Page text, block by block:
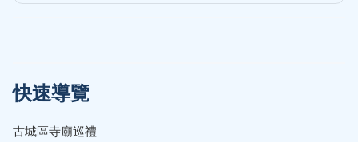
快速導覽
古城區寺廟巡禮